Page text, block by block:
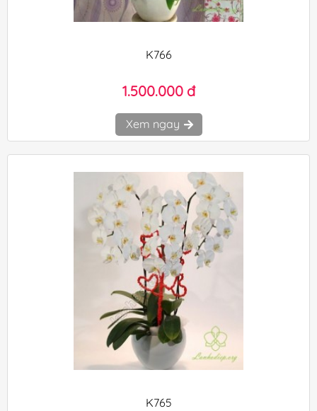
K766
1.500.000 đ
Xem ngay
K765